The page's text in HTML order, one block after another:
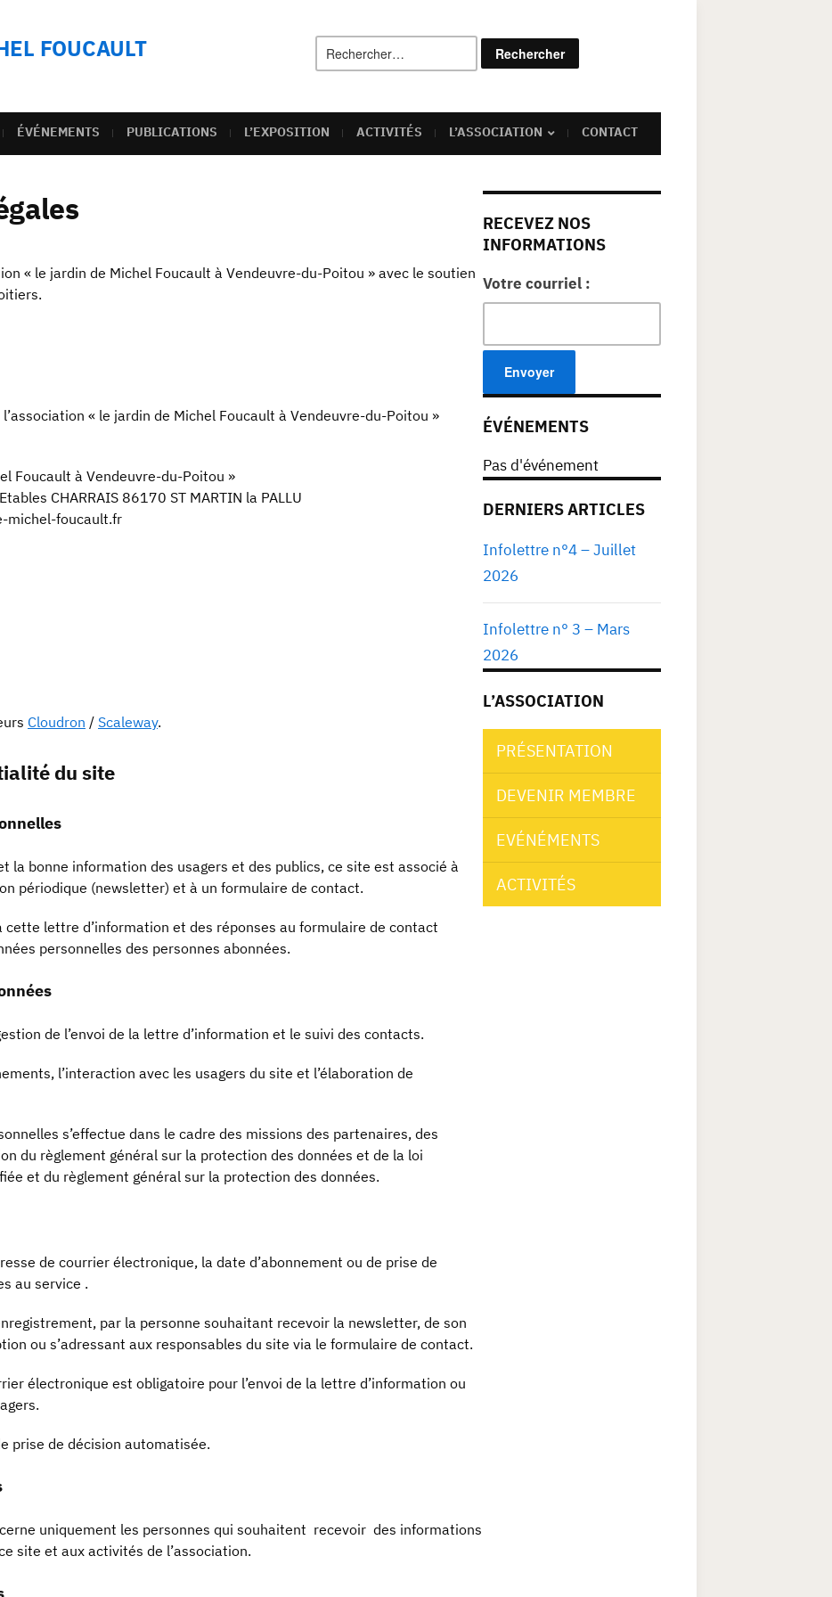
FOUCAULT Rechercher :
ÉVÉNEMENTS PUBLICATIONS L’EXPOSITION ACTIVITÉS L’ASSOCIATION CONTACT
« le jardin de Michel Foucault à Vendeuvre-du-Poitou » avec le soutien
« le jardin de Michel Foucault à Vendeuvre-du-Poitou »
Foucault à Vendeuvre-du-Poitou »
CHARRAIS 86170 ST MARTIN la PALLU
michel-foucault.fr
Cloudron / Scaleway.
du site
la bonne information des usagers et des publics, ce site est associé à
périodique (newsletter) et à un formulaire de contact.
cette lettre d’information et des réponses au formulaire de contact
personnelles des personnes abonnées.
de l’envoi de la lettre d’information et le suivi des contacts.
l’interaction avec les usagers du site et l’élaboration de
s’effectue dans le cadre des missions des partenaires, des
du règlement général sur la protection des données et de la loi
et du règlement général sur la protection des données.
de courrier électronique, la date d’abonnement ou de prise de
au service .
par la personne souhaitant recevoir la newsletter, de son
ou s’adressant aux responsables du site via le formulaire de contact.
électronique est obligatoire pour l’envoi de la lettre d’information ou
prise de décision automatisée.
uniquement les personnes qui souhaitent recevoir des informations
site et aux activités de l’association.
RECEVEZ NOS
INFORMATIONS
Votre courriel :
ÉVÉNEMENTS
Pas d'événement
DERNIERS ARTICLES
Infolettre n°4 – Juillet
2026
Infolettre n° 3 – Mars
2026
L’ASSOCIATION
PRÉSENTATION
DEVENIR MEMBRE
EVÉNÉMENTS
ACTIVITÉS